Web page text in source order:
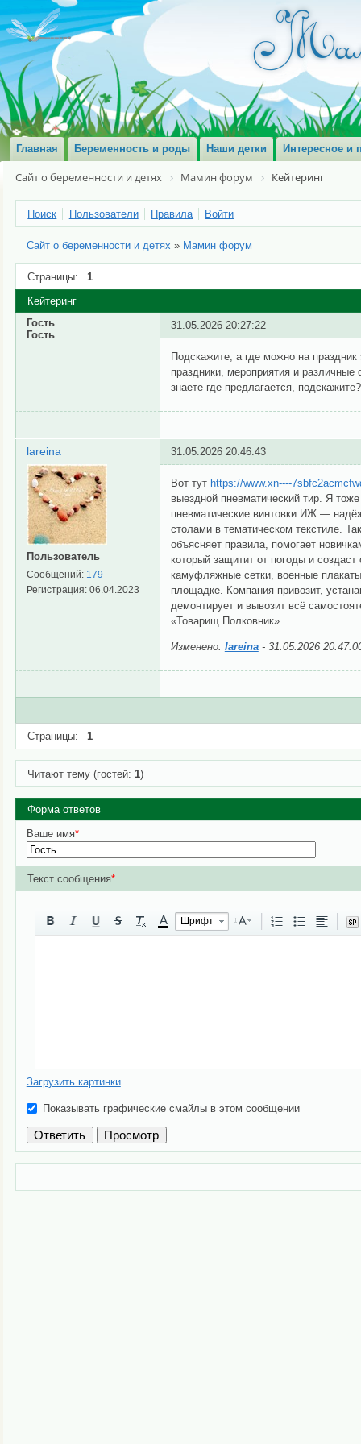
Главная Беременность и роды Наши детки Интересное и
Сайт о беременности и детях Мамин форум Кейтеринг
Поиск Пользователи Правила Войти
Сайт о беременности и детях » Мамин форум
Страницы: 1
Кейтеринг
Гость
Гость
31.05.2026 20:27:22
Подскажите, а где можно на
праздники, мероприятия и различные
знаете где предлагается, подскажите?
lareina
Пользователь
Сообщений: 179
Регистрация: 06.04.2023
31.05.2026 20:46:43
Вот тут https://www.xn----
выездной пневматический тир. Я
пневматические винтовки ИЖ —
столами в тематическом текстиле.
объясняет правила, помогает
который защитит от погоды и
камуфляжные сетки, военные
площадке. Компания привозит,
демонтирует и вывозит всё
«Товарищ Полковник».
Изменено: lareina- 31.05.2026
Страницы: 1
Читают тему (гостей: 1)
Форма ответов
Ваше имя*
Текст сообщения*
A Шрифт
Загрузить картинки
Показывать графические смайлы в этом сообщении